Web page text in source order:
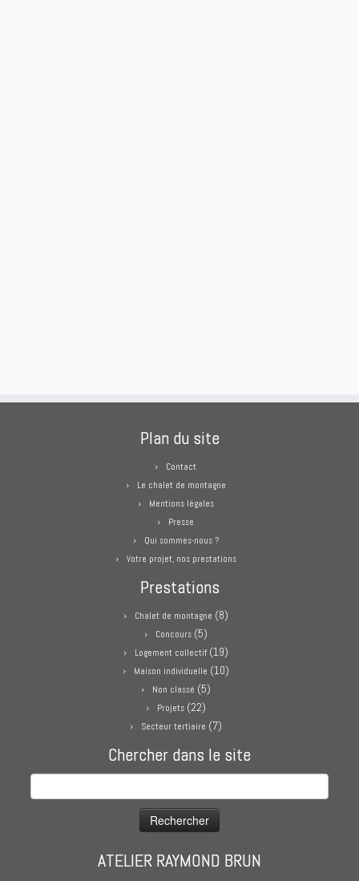
Plan du site
Contact
Le chalet de montagne
Mentions légales
Presse
Qui sommes-nous ?
Votre projet, nos prestations
Prestations
Chalet de montagne (8)
Concours(5)
Logement collectif(19)
Maison individuelle (10)
Non classé (5)
Projets(22)
Secteur tertiaire (7)
Chercher dans le site
ATELIER RAYMOND BRUN